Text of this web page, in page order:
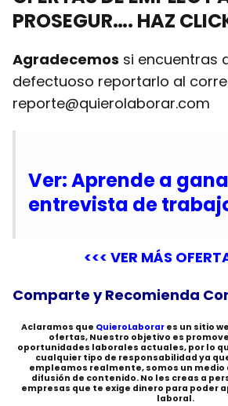
PROSEGUR…. HAZ
Agradecemos si encuentras
defectuoso reportarlo al
reporte@quierolaborar.com
Ver: Aprende a
entrevista de
<<< VER MÁS
Comparte y Recomienda
Aclaramos que QuieroLaborar es un sitio
ofertas, Nuestro objetivo es
oportunidades laborales actuales, por lo
cualquier tipo de responsabilidad ya
empleamos realmente, somos un
difusión de contenido. No les creas a
empresas que te exige dinero para poder
laboral.